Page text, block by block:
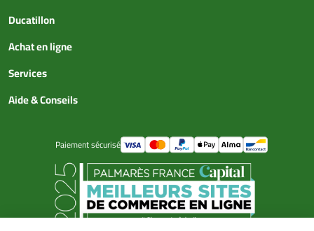
Ducatillon
Achat en ligne
Services
Aide & Conseils
Paiement sécurisé